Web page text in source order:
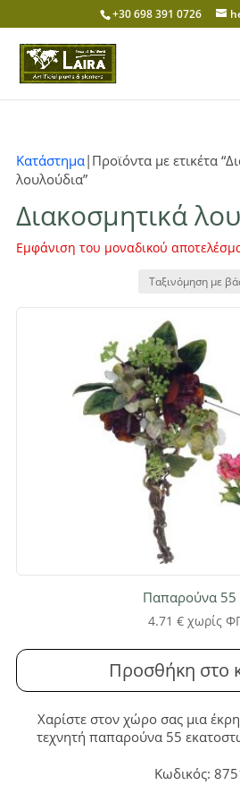
+30 698 391 0726
Κατάστημα|Προϊόντα με ετικέτα
λουλούδια”
Διακοσμητικά
Εμφάνιση του μοναδικού
Παπαρούνα 55
4.71 € χωρίς
Προσθήκη στο
Χαρίστε στον χώρο σας μια
τεχνητή παπαρούνα 55
ρεαλιστική ομορφιά χωρίς
Κωδικός: